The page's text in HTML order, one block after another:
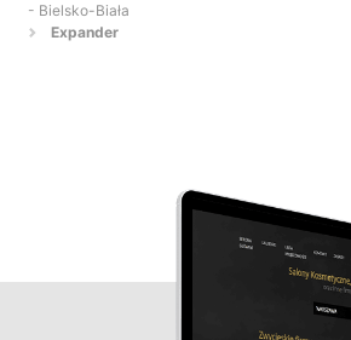
- Bielsko-Biała
Expander